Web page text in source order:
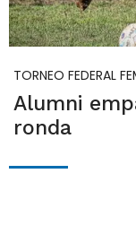
TORNEO FEDERAL
Alumni
ronda